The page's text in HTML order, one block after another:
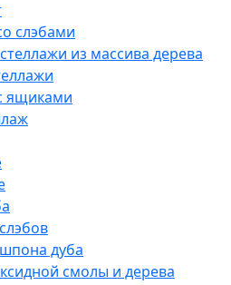
слэбами
из массива дерева
ящиками
дуба
смолы и дерева